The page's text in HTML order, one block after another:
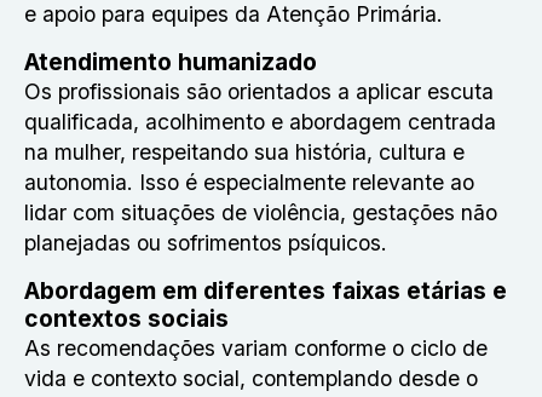
e apoio para equipes da Atenção Primária.
Atendimento humanizado
Os profissionais são orientados a aplicar escuta
qualificada, acolhimento e abordagem centrada
na mulher, respeitando sua história, cultura e
autonomia. Isso é especialmente relevante ao
lidar com situações de violência, gestações não
planejadas ou sofrimentos psíquicos.
Abordagem em diferentes faixas etárias e
contextos sociais
As recomendações variam conforme o ciclo de
vida e contexto social, contemplando desde o